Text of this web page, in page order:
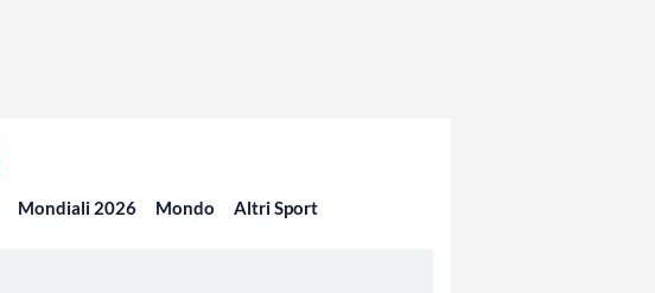
Mondiali 2026 Mondo Altri Sport